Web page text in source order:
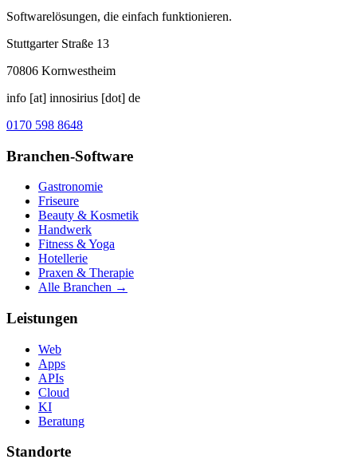
Softwarelösungen, die einfach funktionieren.
Stuttgarter Straße 13
70806 Kornwestheim
info [at] innosirius [dot] de
0170 598 8648
Branchen-Software
Gastronomie
Friseure
Beauty & Kosmetik
Handwerk
Fitness & Yoga
Hotellerie
Praxen & Therapie
Alle Branchen →
Leistungen
Web
Apps
APIs
Cloud
KI
Beratung
Standorte